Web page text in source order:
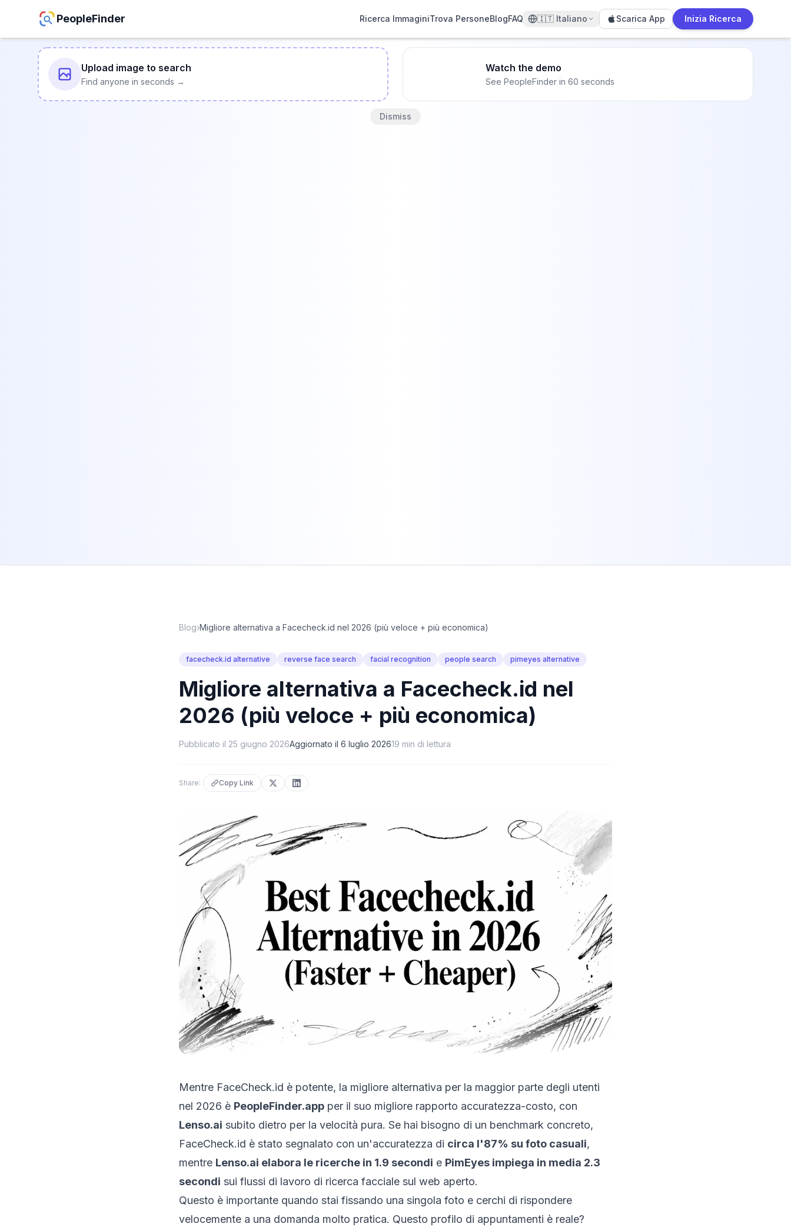
PeopleFinder Ricerca ImmaginiTrova PersoneBlogFAQ 🇮🇹 Italiano Scarica App Inizia Ricerca
Upload image to search
Find anyone in seconds →
Watch the demo
See PeopleFinder in 60 seconds
Dismiss
Blog›Migliore alternativa a Facecheck.id nel 2026 (più veloce + più economica)
facecheck.id alternative reverse face search facial recognition people search pimeyes alternative
Migliore alternativa a Facecheck.id nel
2026 (più veloce + più economica)
Pubblicato il 25 giugno 2026Aggiornato il 6 luglio 202619 min di lettura
Share: Copy Link
Mentre FaceCheck.id è potente, la migliore alternativa per la maggior parte degli utenti
nel 2026 è PeopleFinder.app per il suo migliore rapporto accuratezza-costo, con
Lenso.ai subito dietro per la velocità pura. Se hai bisogno di un benchmark concreto,
FaceCheck.id è stato segnalato con un'accuratezza di circa l'87% su foto casuali,
mentre Lenso.ai elabora le ricerche in 1.9 secondi e PimEyes impiega in media 2.3
secondi sui flussi di lavoro di ricerca facciale sul web aperto.
Questo è importante quando stai fissando una singola foto e cerchi di rispondere
velocemente a una domanda molto pratica. Questo profilo di appuntamenti è reale?